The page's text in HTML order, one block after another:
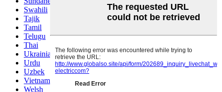
Swahili
Tajik
Tamil
Telugu
Thai
Ukrainian
Urdu
Uzbek
Vietnamese
Welsh